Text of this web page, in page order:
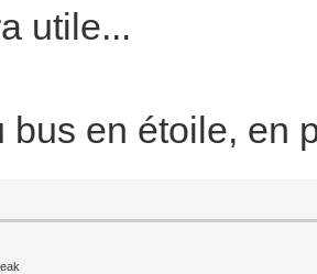
utile...
bus en étoile, en